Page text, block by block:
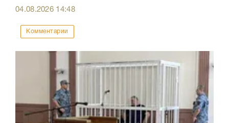
04.08.2026 14:48
Комментарии